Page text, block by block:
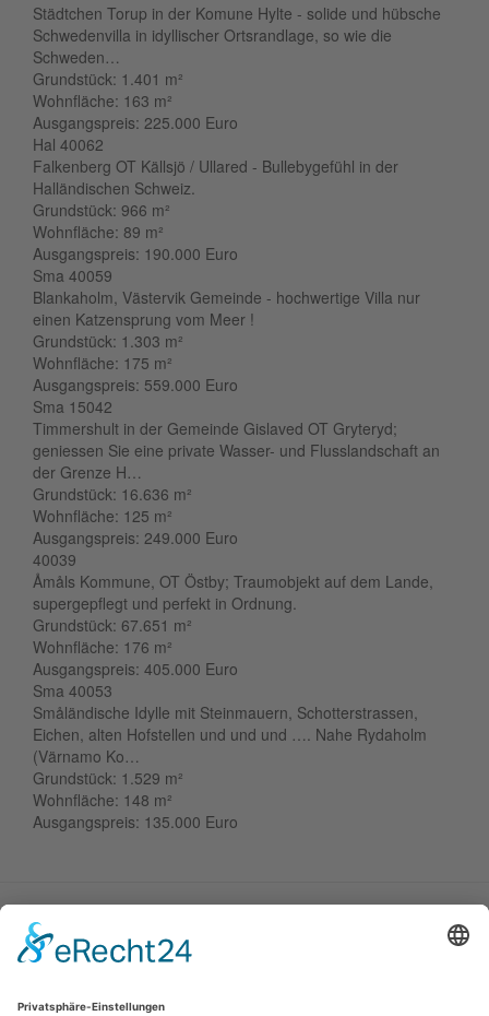
Städtchen Torup in der Komune Hylte - solide und hübsche
Schwedenvilla in idyllischer Ortsrandlage, so wie die
Schweden…
Grundstück: 1.401 m²
Wohnfläche: 163 m²
Ausgangspreis: 225.000 Euro
Hal 40062
Falkenberg OT Källsjö / Ullared - Bullebygefühl in der
Halländischen Schweiz.
Grundstück: 966 m²
Wohnfläche: 89 m²
Ausgangspreis: 190.000 Euro
Sma 40059
Blankaholm, Västervik Gemeinde - hochwertige Villa nur
einen Katzensprung vom Meer !
Grundstück: 1.303 m²
Wohnfläche: 175 m²
Ausgangspreis: 559.000 Euro
Sma 15042
Timmershult in der Gemeinde Gislaved OT Gryteryd;
geniessen Sie eine private Wasser- und Flusslandschaft an
der Grenze H…
Grundstück: 16.636 m²
Wohnfläche: 125 m²
Ausgangspreis: 249.000 Euro
40039
Åmåls Kommune, OT Östby; Traumobjekt auf dem Lande,
supergepflegt und perfekt in Ordnung.
Grundstück: 67.651 m²
Wohnfläche: 176 m²
Ausgangspreis: 405.000 Euro
Sma 40053
Småländische Idylle mit Steinmauern, Schotterstrassen,
Eichen, alten Hofstellen und und und …. Nahe Rydaholm
(Värnamo Ko…
Grundstück: 1.529 m²
Wohnfläche: 148 m²
Ausgangspreis: 135.000 Euro
Fußbereich
Kontakt